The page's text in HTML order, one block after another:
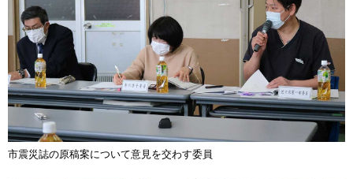
市震災誌の原稿案について意見を交わす委員